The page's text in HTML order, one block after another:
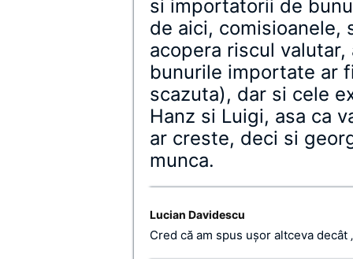
si importatorii de
de aici, comisioanele,
acopera riscul
bunurile importate ar
scazuta), dar si cele
Hanz si Luigi, asa ca
ar creste, deci si
munca.
Lucian Davidescu
Cred că am spus uşor altceva decât